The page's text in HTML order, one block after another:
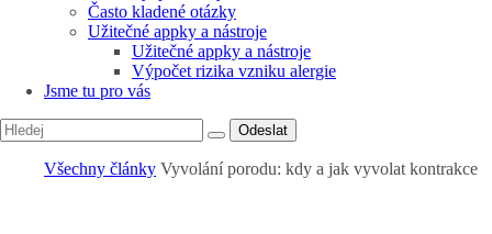
Často kladené otázky
Užitečné appky a nástroje
Užitečné appky a nástroje
Výpočet rizika vzniku alergie
Jsme tu pro vás
Odeslat
Všechny články Vyvolání porodu: kdy a jak vyvolat kontrakce